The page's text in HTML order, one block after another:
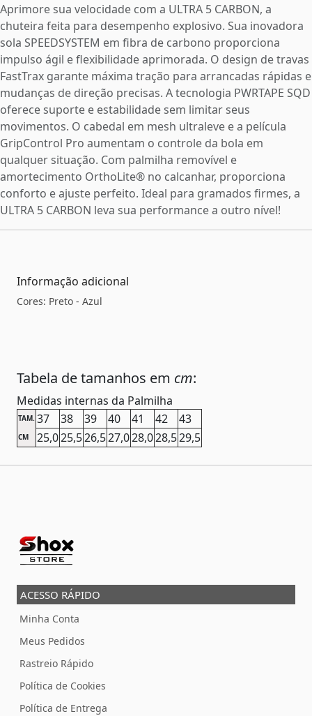
Aprimore sua velocidade com a ULTRA 5 CARBON, a
chuteira feita para desempenho explosivo. Sua inovadora
sola SPEEDSYSTEM em fibra de carbono proporciona
impulso ágil e flexibilidade aprimorada. O design de travas
FastTrax garante máxima tração para arrancadas rápidas e
mudanças de direção precisas. A tecnologia PWRTAPE SQD
oferece suporte e estabilidade sem limitar seus
movimentos. O cabedal em mesh ultraleve e a película
GripControl Pro aumentam o controle da bola em
qualquer situação. Com palmilha removível e
amortecimento OrthoLite® no calcanhar, proporciona
conforto e ajuste perfeito. Ideal para gramados firmes, a
ULTRA 5 CARBON leva sua performance a outro nível!
Informação adicional
Cores: Preto - Azul
Tabela de tamanhos em cm:
Medidas internas da Palmilha
TAM. 37 38 39 40 41 42 43
CM 25,025,526,527,028,028,529,5
ACESSO RÁPIDO
Minha Conta
Meus Pedidos
Rastreio Rápido
Política de Cookies
Política de Entrega